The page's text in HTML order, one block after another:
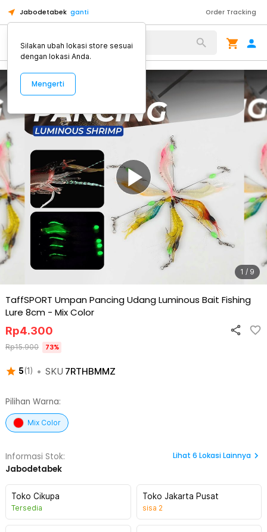
Jabodetabek ganti Order Tracking
Alat Kopi
1 / 9
TaffSPORT Umpan Pancing Udang Luminous Bait Fishing
Lure 8cm - Mix Color
5(1 ) • SKU 7RTHBMMZ
Rp4.300
Rp15.900 73%
Pilihan Warna:
Mix Color
Informasi Stok:
Jabodetabek
Lihat 6 Lokasi Lainnya
Toko Cikupa
Tersedia
Toko Jakarta Pusat
sisa 2
Silakan ubah lokasi store sesuai
dengan lokasi Anda.
Mengerti